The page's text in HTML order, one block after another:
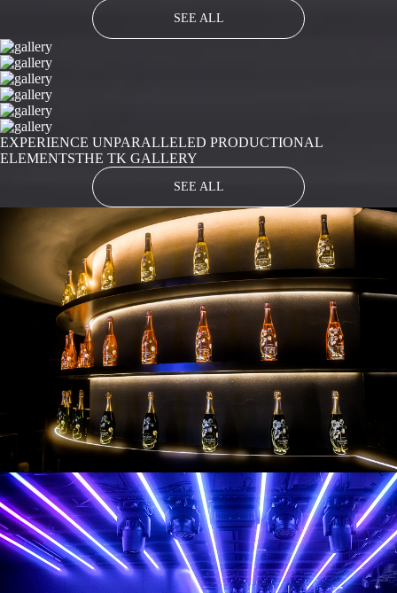
SEE ALL
EXPERIENCE UNPARALLELED PRODUCTIONAL
ELEMENTSTHE TK GALLERY
SEE ALL